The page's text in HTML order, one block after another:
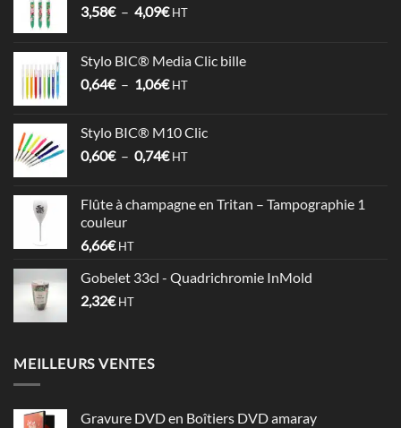
3,58€ – 4,09€Plage
3,58€
à
HT
Stylo BIC® Media Clic bille
0,64€ – 1,06€Plage
0,64€
à
HT
Stylo BIC® M10 Clic
0,60€ – 0,74€Plage
0,60€
HT
Flûte à champagne en Tritan – Tampographie 1
couleur
6,66€ HT
Gobelet 33cl - Quadrichromie InMold
2,32€ HT
MEILLEURS VENTES
Gravure DVD en Boîtiers DVD amaray